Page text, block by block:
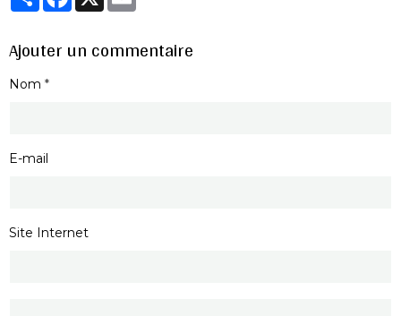
Ajouter un commentaire
Nom
E-mail
Site Internet